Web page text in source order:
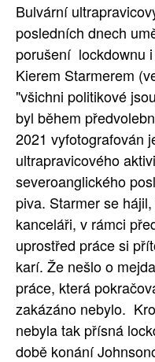
Bulvární
posledních dnech
porušení lockdownu
Kierem Starmerem
"všichni politikové
byl během
2021 vyfotografován
ultrapravicového
severoanglického
piva. Starmer se
kanceláři, v rámci
uprostřed práce si
karí. Že nešlo o
práce, která
zakázáno nebylo.
nebyla tak přísná
době konání